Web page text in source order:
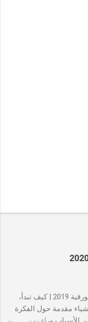
مشروع صناعة الأكواب الورقية 2019 | كيف تبدأ،
مقدمة حول الفكرة